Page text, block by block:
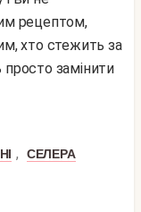
рецептом,
хто стежить за
замінити
,
СЕЛЕРА